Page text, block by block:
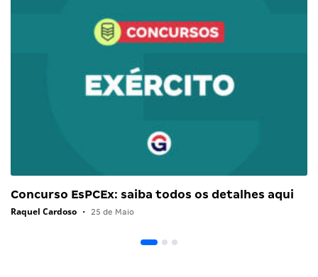
Concurso EsPCEx: saiba todos os detalhes aqui
Raquel Cardoso • 25 de Maio